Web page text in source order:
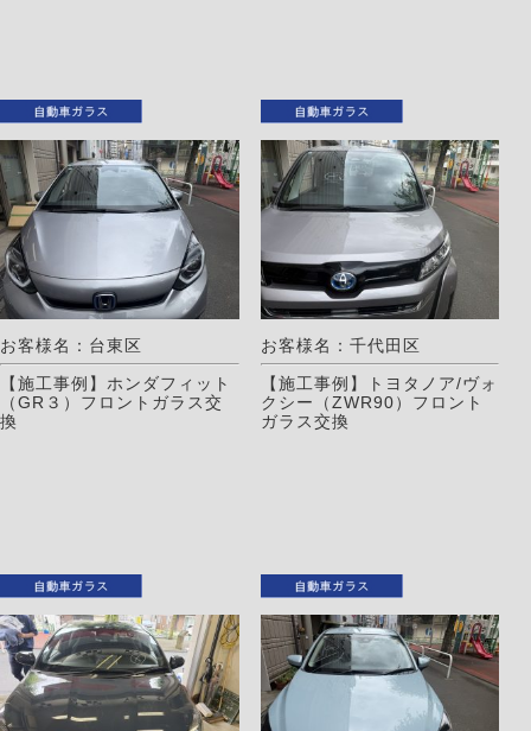
お客様名：台東区
【施工事例】ホンダフィット
（GR３）フロントガラス交
換
お客様名：千代田区
【施工事例】トヨタノア/ヴォ
クシー（ZWR90）フロント
ガラス交換